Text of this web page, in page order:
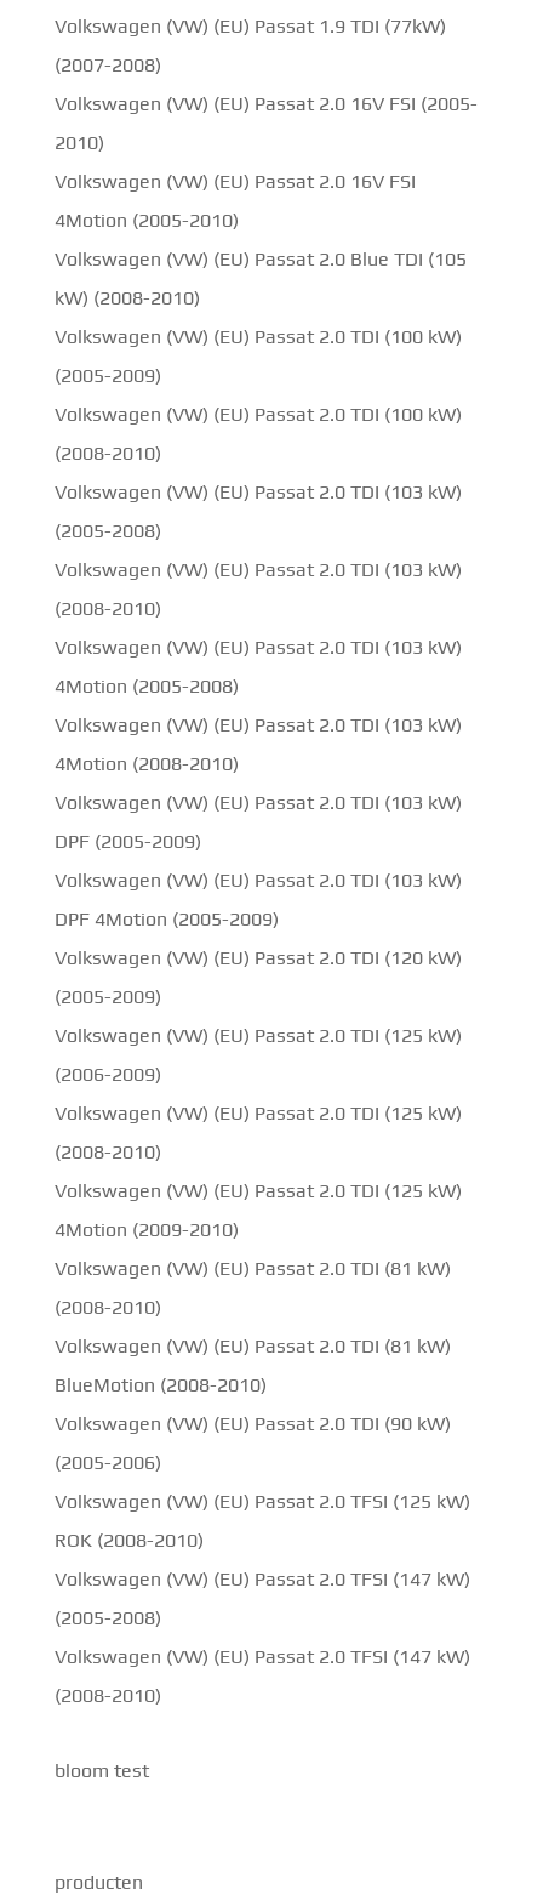
Volkswagen (VW) (EU) Passat 1.9 TDI (77kW)
(2007-2008)
Volkswagen (VW) (EU) Passat 2.0 16V FSI (2005-
2010)
Volkswagen (VW) (EU) Passat 2.0 16V FSI
4Motion (2005-2010)
Volkswagen (VW) (EU) Passat 2.0 Blue TDI (105
kW) (2008-2010)
Volkswagen (VW) (EU) Passat 2.0 TDI (100 kW)
(2005-2009)
Volkswagen (VW) (EU) Passat 2.0 TDI (100 kW)
(2008-2010)
Volkswagen (VW) (EU) Passat 2.0 TDI (103 kW)
(2005-2008)
Volkswagen (VW) (EU) Passat 2.0 TDI (103 kW)
(2008-2010)
Volkswagen (VW) (EU) Passat 2.0 TDI (103 kW)
4Motion (2005-2008)
Volkswagen (VW) (EU) Passat 2.0 TDI (103 kW)
4Motion (2008-2010)
Volkswagen (VW) (EU) Passat 2.0 TDI (103 kW)
DPF (2005-2009)
Volkswagen (VW) (EU) Passat 2.0 TDI (103 kW)
DPF 4Motion (2005-2009)
Volkswagen (VW) (EU) Passat 2.0 TDI (120 kW)
(2005-2009)
Volkswagen (VW) (EU) Passat 2.0 TDI (125 kW)
(2006-2009)
Volkswagen (VW) (EU) Passat 2.0 TDI (125 kW)
(2008-2010)
Volkswagen (VW) (EU) Passat 2.0 TDI (125 kW)
4Motion (2009-2010)
Volkswagen (VW) (EU) Passat 2.0 TDI (81 kW)
(2008-2010)
Volkswagen (VW) (EU) Passat 2.0 TDI (81 kW)
BlueMotion (2008-2010)
Volkswagen (VW) (EU) Passat 2.0 TDI (90 kW)
(2005-2006)
Volkswagen (VW) (EU) Passat 2.0 TFSI (125 kW)
ROK (2008-2010)
Volkswagen (VW) (EU) Passat 2.0 TFSI (147 kW)
(2005-2008)
Volkswagen (VW) (EU) Passat 2.0 TFSI (147 kW)
(2008-2010)
bloom test
producten